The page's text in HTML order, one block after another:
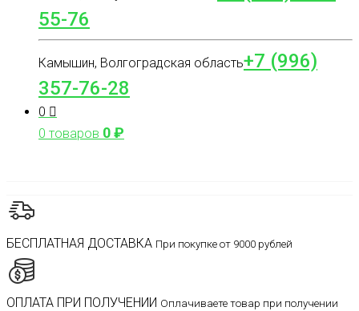
55-76
Камышин, Волгоградская область+7 (996)
357-76-28
0
0 товаров 0₽
БЕСПЛАТНАЯ ДОСТАВКА При покупке от 9000 рублей
ОПЛАТА ПРИ ПОЛУЧЕНИИ Оплачиваете товар при получении